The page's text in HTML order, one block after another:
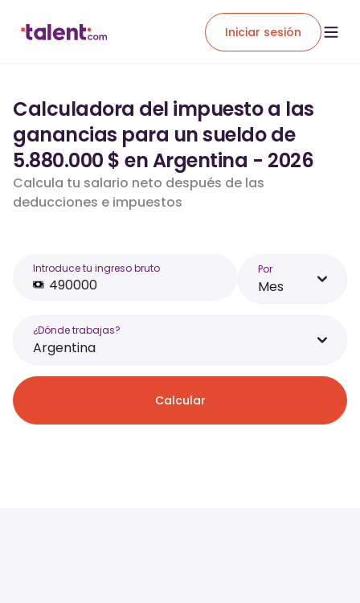
Iniciar sesión
Calculadora del impuesto a las
ganancias para un sueldo de
5.880.000 $ en Argentina - 2026
Calcula tu salario neto después de las
deducciones e impuestos
Introduce tu ingreso bruto Por
Mes
¿Dónde trabajas?
Argentina
Calcular